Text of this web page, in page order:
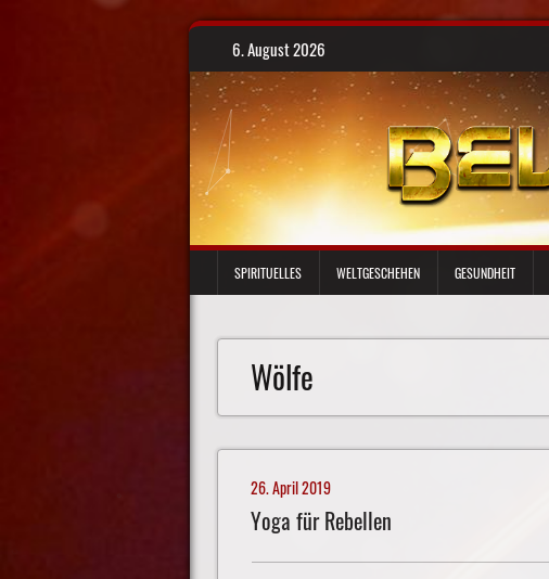
Skip
content
6. August 2026
SPIRITUELLES WELTGESCHEHEN GESUNDHEIT
Wölfe
26. April 2019
Yoga für Rebellen